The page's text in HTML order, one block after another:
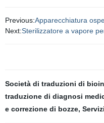
Previous:Apparecchiatura
Next:Sterilizzatore a vapore
Società di traduzioni di
traduzione di diagnosi
e correzione di bozze,